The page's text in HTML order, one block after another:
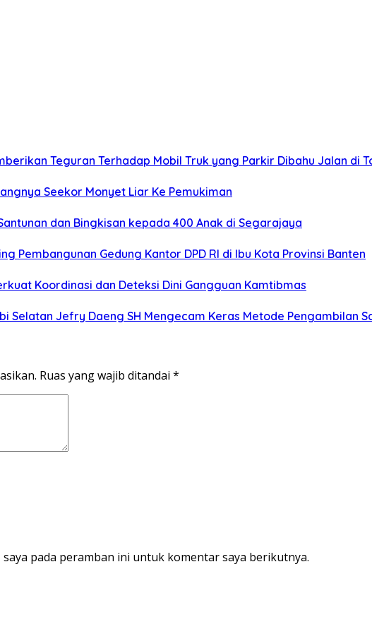
Teguran Terhadap Mobil Truk yang Parkir Dibahu Jalan di
Seekor Monyet Liar Ke Pemukiman
dan Bingkisan kepada 400 Anak di Segarajaya
Pembangunan Gedung Kantor DPD RI di Ibu Kota Provinsi Banten
Koordinasi dan Deteksi Dini Gangguan Kamtibmas
Selatan Jefry Daeng SH Mengecam Keras Metode Pengambilan
Ruas yang wajib ditandai *
pada peramban ini untuk komentar saya berikutnya.